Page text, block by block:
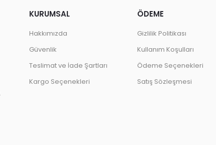
KURUMSAL
Hakkımızda
Güvenlik
Teslimat ve İade Şartları
Kargo Seçenekleri
ÖDEME
Gizlilik Politikası
Kullanım Koşulları
Ödeme Seçenekleri
Satış Sözleşmesi